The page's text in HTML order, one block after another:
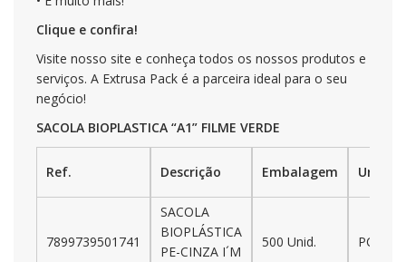
Clique e confira!
Visite nosso site e conheça todos os nossos produtos e
serviços. A Extrusa Pack é a parceira ideal para o seu
negócio!
SACOLA BIOPLASTICA “A1” FILME VERDE
Ref. Descrição Embalagem
7899739501741
SACOLA
BIOPLÁSTICA
PE-CINZA I´M
500 Unid. PCT.